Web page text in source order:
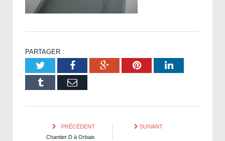
PARTAGER :
TwitterFacebookGoogle+PinterestLinkedIn
Tumblr Email
PRÉCÉDENT
Chantier D à Orbaix
SUIVANT